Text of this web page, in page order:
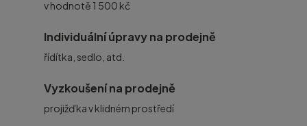
v hodnotě 1 500 kč
Individuální úpravy na prodejně
řídítka, sedlo, atd.
Vyzkoušení na prodejně
projižďka v klidném prostředí